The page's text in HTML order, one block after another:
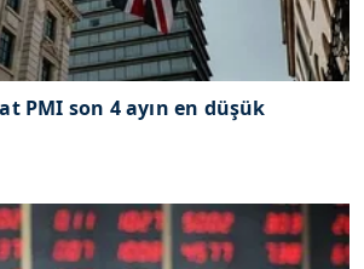
PMI son 4 ayın en düşük